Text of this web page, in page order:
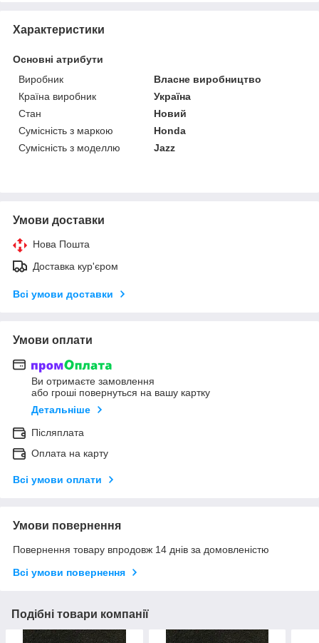
Характеристики
Основні атрибути
Виробник
Власне виробництво
Країна виробник
Україна
Стан
Новий
Сумісність з маркою
Honda
Сумісність з моделлю
Jazz
Умови доставки
Нова Пошта
Доставка кур'єром
Всі умови доставки
Умови оплати
Ви отримаєте замовлення
або гроші повернуться на вашу картку
Детальніше
Післяплата
Оплата на карту
Всі умови оплати
Умови повернення
Повернення товару впродовж 14 днів за домовленістю
Всі умови повернення
Подібні товари компанії